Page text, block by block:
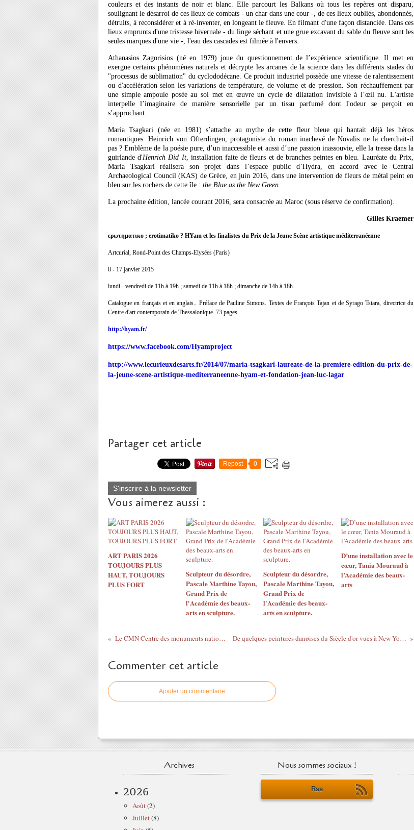
couleurs et des instants de noir et blanc. Elle parcourt les Balkans où tous les repères ont disparu,
soulignant le désarroi de ces lieux de combats - un char dans une cour -, de ces lieux oubliés, abondonnés,
détruits, à reconsidérer et à ré-inventer, en longeant le fleuve. En filmant d'une façon distanciée. Dans ces
lieux emprunts d'une tristesse hivernale - du linge séchant et une grue excavant du sable du fleuve sont les
seules marques d'une vie -, l'eau des cascades est filmée à l'envers.
Athanasios Zagorisios (né en 1979) joue du questionnement de l’expérience scientifique. Il met en
exergue certains phénomènes naturels et décrypte les arcanes de la science dans les différents stades du
"processus de sublimation" du cyclododécane. Ce produit industriel possède une vitesse de ralentissement
ou d'accélération selon les variations de température, de volume et de pression. Son réchauffement par
une simple ampoule posée au sol met en œuvre un cycle de dilatation invisible à l’œil nu. L'artiste
interpelle l’imaginaire de manière sensorielle par un tissu parfumé dont l'odeur se perçoit en
s’approchant.
Maria Tsagkari (née en 1981) s’attache au mythe de cette fleur bleue qui hantait déjà les héros
romantiques. Heinrich von Ofterdingen, protagoniste du roman inachevé de Novalis ne la cherchait-il
pas ? Emblème de la poésie pure, d’un inaccessible et aussi d’une passion inassouvie, elle la tresse dans la
guirlande d'Henrich Did It, installation faite de fleurs et de branches peintes en bleu. Lauréate du Prix,
Maria Tsagkari réalisera son projet dans l’espace public d’Hydra, en accord avec le Central
Archaeological Council (KAS) de Grèce, en juin 2016, dans une intervention de fleurs de métal peint en
bleu sur les rochers de cette île : the Blue as the New Green.
La prochaine édition, lancée courant 2016, sera consacrée au Maroc (sous réserve de confirmation).
Gilles Kraemer
ερωτηματικο ; erotimatiko ? HYam et les finalistes du Prix de la Jeune Scène artistique méditerranéenne
Artcurial, Rond-Point des Champs-Elysées (Paris)
8 - 17 janvier 2015
lundi - vendredi de 11h à 19h ; samedi de 11h à 18h ; dimanche de 14h à 18h
Catalogue en français et en anglais.. Préface de Pauline Simons. Textes de François Tajan et de Syrago Tsiara, directrice du
Centre d'art contemporain de Thessalonique. 73 pages.
http://hyam.fr/
https://www.facebook.com/Hyamproject
http://www.lecurieuxdesarts.fr/2014/07/maria-tsagkari-laureate-de-la-premiere-edition-du-prix-de-
la-jeune-scene-artistique-mediterraneenne-hyam-et-fondation-jean-luc-lagar
Partager cet article
Repost 0
S'inscrire à la newsletter
Vous aimerez aussi :
ART PARIS 2026
TOUJOURS PLUS
HAUT, TOUJOURS
PLUS FORT
Sculpteur du désordre,
Pascale Marthine Tayou,
Grand Prix de
l'Académie des beaux-
arts en sculpture.
Sculpteur du désordre,
Pascale Marthine Tayou,
Grand Prix de
l'Académie des beaux-
arts en sculpture.
​​​​​​​D’une installation avec le
cœur, Tania Mouraud à
l’Académie des beaux-
arts
Le CMN Centre des monuments nationaux et l'hôtel de la Marine, Paris De quelques peintures danøises du Siècle d'or vues à New York. Metropolitan Museum of Art. Morgan Library
Commenter cet article
Ajouter un commentaire
Archives
2026
Août(2)
Juillet(8)
Nous sommes sociaux !
Rss